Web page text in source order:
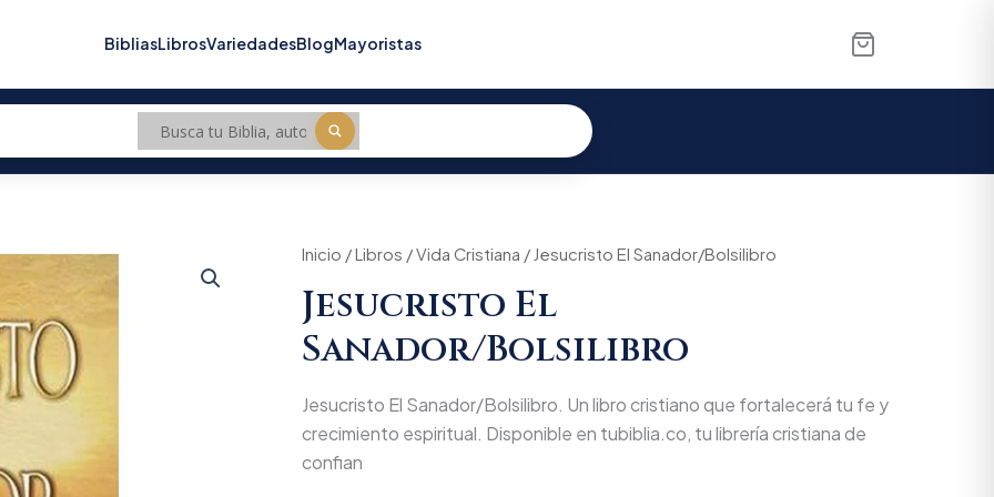
BibliasLibrosVariedadesBlogMayoristas
Inicio /Libros /Vida Cristiana / Jesucristo El Sanador/Bolsilibro
Jesucristo El
Sanador/Bolsilibro
Jesucristo El Sanador/Bolsilibro. Un libro cristiano que fortalecerá tu fe y
crecimiento espiritual. Disponible en tubiblia.co, tu librería cristiana de
confian
Original
price
was:
$24.100.
Current
price
is:
$22.895.
Jesucristo
Sanador/Bolsilibro
cantidad